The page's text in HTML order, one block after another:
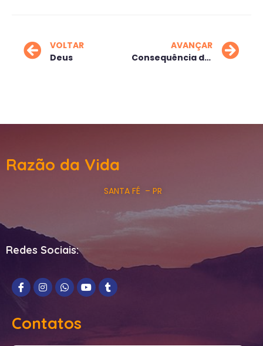
VOLTAR
Deus
AVANÇAR
Consequência dos seus atos
Razão da Vida
SANTA FÉ – PR
Redes Sociais:
Contatos